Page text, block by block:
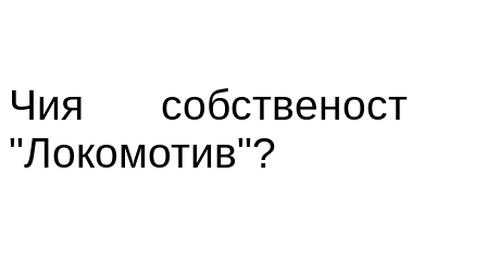
Чия собственост
"Локомотив"?